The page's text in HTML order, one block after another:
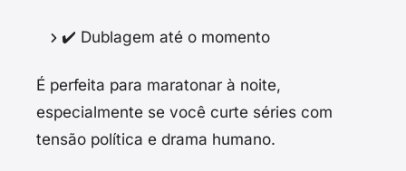
✔️ Dublagem até o momento
É perfeita para maratonar à noite,
especialmente se você curte séries com
tensão política e drama humano.